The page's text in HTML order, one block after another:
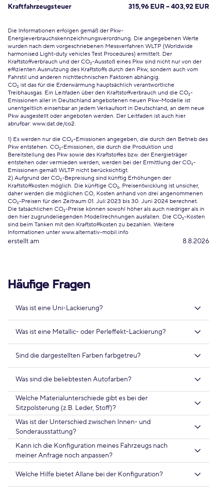
Kraftfahrzeugsteuer 315,96 EUR – 403,92 EUR
Die Informationen erfolgen gemäß der Pkw-
Energieverbrauchskennzeichnungsverordnung. Die angegebenen Werte
wurden nach dem vorgeschriebenen Messverfahren WLTP (Worldwide
harmonised Light-duty vehicles Test Procedures) ermittelt. Der
Kraftstoffverbrauch und der CO₂-Ausstoß eines Pkw sind nicht nur von der
effizienten Ausnutzung des Kraftstoffs durch den Pkw, sondern auch vom
Fahrstil und anderen nichttechnischen Faktoren abhängig.
CO₂ ist das für die Erderwärmung hauptsächlich verantwortliche
Treibhausgas. Ein Leitfaden über den Kraftstoffverbrauch und die CO₂-
Emissionen aller in Deutschland angebotenen neuen Pkw-Modelle ist
unentgeltlich einsehbar an jedem Verkaufsort in Deutschland, an dem neue
Pkw ausgestellt oder angeboten werden. Der Leitfaden ist auch hier
abrufbar: www.dat.de/co2.
1) Es werden nur die CO₂-Emissionen angegeben, die durch den Betrieb des
Pkw entstehen. CO₂-Emissionen, die durch die Produktion und
Bereitstellung des Pkw sowie des Kraftstoffes bzw. der Energieträger
entstehen oder vermieden werden, werden bei der Ermittlung der CO₂-
Emissionen gemäß WLTP nicht berücksichtigt.
2) Aufgrund der CO₂-Bepreisung sind künftig Erhöhungen der
Kraftstoffkosten möglich. Die künftige CO₂, Preisentwicklung ist unsicher,
daher werden die möglichen CO, Kosten anhand von drei angenommenen
CO₂-Preisen für den Zeitraum 01. Juli 2023 bis 30. Juni 2024 berechnet.
Die tatsächlichen CO₂-Preise können sowohl höher als auch niedriger als in
den hier zugrundeliegenden Modellrechnungen ausfallen. Die CO₂-Kosten
sind beim Tanken mit den Kraftstoffkosten zu bezahlen. Weitere
Informationen unter www.alternativ-mobil.info
erstellt am 8.8.2026
Häufige Fragen
Was ist eine Uni-Lackierung?
Was ist eine Metallic- oder Perleffekt-Lackierung?
Sind die dargestellten Farben farbgetreu?
Was sind die beliebtesten Autofarben?
Welche Materialunterschiede gibt es bei der
Sitzpolsterung (z.B. Leder, Stoff)?
Was ist der Unterschied zwischen Innen- und
Sonderausstattung?
Kann ich die Konfiguration meines Fahrzeugs nach
meiner Anfrage noch anpassen?
Welche Hilfe bietet Allane bei der Konfiguration?